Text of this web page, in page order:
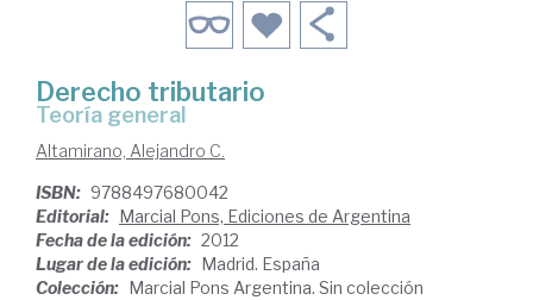
Derecho tributario
Teoría general
Altamirano, Alejandro C.
ISBN: 9788497680042
Editorial: Marcial Pons, Ediciones de Argentina
Fecha de la edición: 2012
Lugar de la edición: Madrid. España
Colección: Marcial Pons Argentina. Sin colección